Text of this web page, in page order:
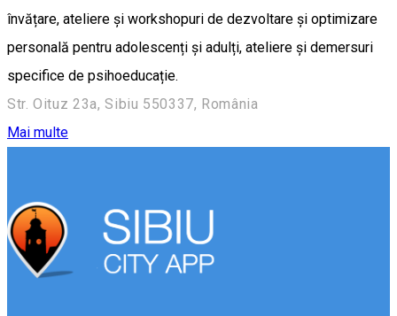
învățare, ateliere și workshopuri de dezvoltare și optimizare
personală pentru adolescenți și adulți, ateliere și demersuri
specifice de psihoeducație.
Str. Oituz 23a, Sibiu 550337, România
Mai multe